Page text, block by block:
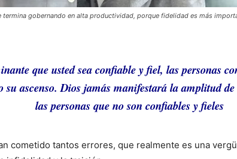
gobernando en alta productividad, porque fidelidad es más
que usted sea confiable y fiel, las personas
su ascenso. Dios jamás manifestará la amplitud
las personas que no son confiables y fieles
cometido tantos errores, que realmente es una